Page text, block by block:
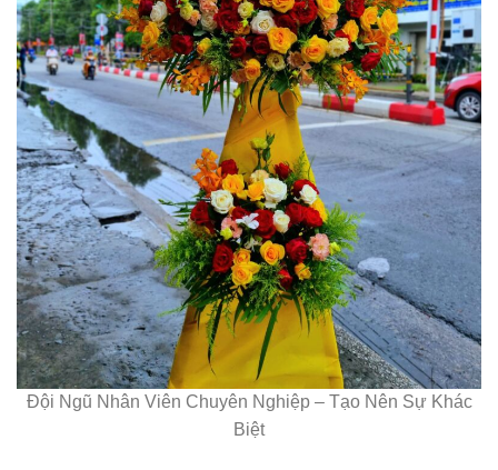
Đội Ngũ Nhân Viên Chuyên Nghiệp – Tạo Nên Sự Khác
Biệt